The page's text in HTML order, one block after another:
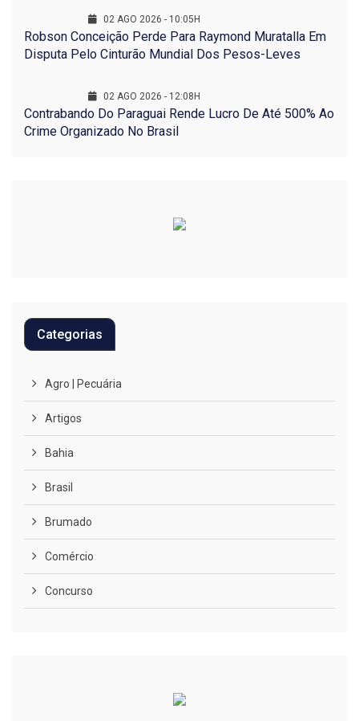
02 AGO 2026 - 10:05H
Robson Conceição Perde Para Raymond Muratalla Em
Disputa Pelo Cinturão Mundial Dos Pesos-Leves
02 AGO 2026 - 12:08H
Contrabando Do Paraguai Rende Lucro De Até 500% Ao
Crime Organizado No Brasil
Categorias
Agro | Pecuária
Artigos
Bahia
Brasil
Brumado
Comércio
Concurso